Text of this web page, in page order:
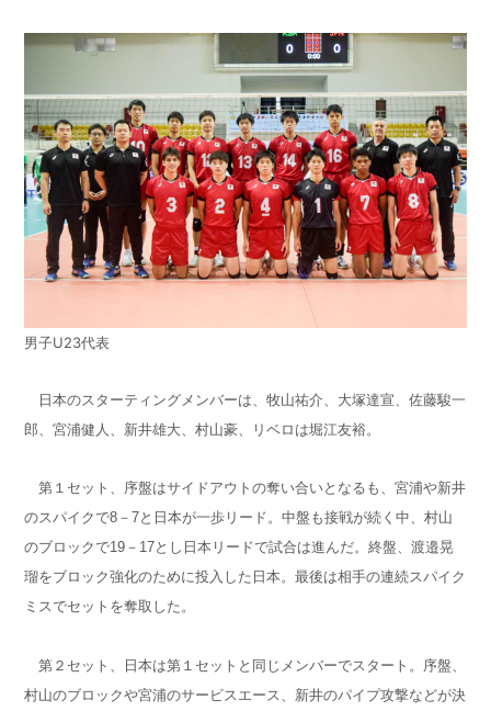
男子U23代表
日本のスターティングメンバーは、牧山祐介、大塚達宣、佐藤駿一
郎、宮浦健人、新井雄大、村山豪、リベロは堀江友裕。
第１セット、序盤はサイドアウトの奪い合いとなるも、宮浦や新井
のスパイクで8－7と日本が一歩リード。中盤も接戦が続く中、村山
のブロックで19－17とし日本リードで試合は進んだ。終盤、渡邉晃
瑠をブロック強化のために投入した日本。最後は相手の連続スパイク
ミスでセットを奪取した。
第２セット、日本は第１セットと同じメンバーでスタート。序盤、
村山のブロックや宮浦のサービスエース、新井のパイプ攻撃などが決